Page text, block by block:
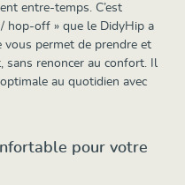
entre-temps. C’est
hop-off » que le DidyHip a
vous permet de prendre et
sans renoncer au confort. Il
au quotidien avec
pour votre